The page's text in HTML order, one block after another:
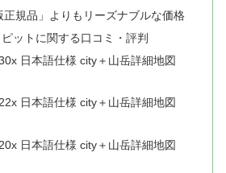
正規品」よりもリーズナブルな価格
ットに関する口コミ・評判
日本語仕様 city＋山岳詳細地図
日本語仕様 city＋山岳詳細地図
日本語仕様 city＋山岳詳細地図